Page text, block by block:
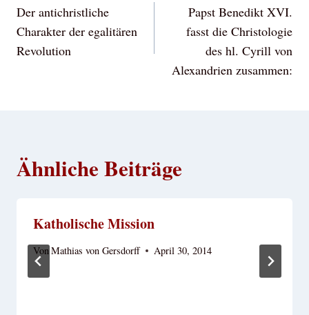
Der antichristliche
Charakter der egalitären
Revolution
Papst Benedikt XVI.
fasst die Christologie
des hl. Cyrill von
Alexandrien zusammen:
Ähnliche Beiträge
Katholische Mission
VonMathias von Gersdorff April 30, 2014